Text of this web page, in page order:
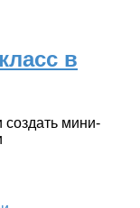
в
мини-